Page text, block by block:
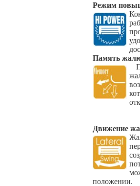
Режим
Память
Движение
положении.